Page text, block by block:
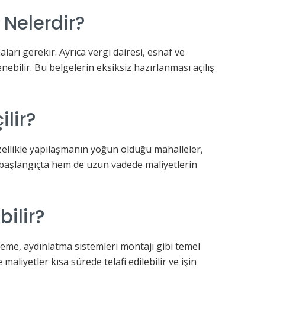
gerekir. Ayrıca vergi dairesi, esnaf ve
Bu belgelerin eksiksiz hazırlanması açılış
yapılaşmanın yoğun olduğu mahalleler,
hem de uzun vadede maliyetlerin
aydınlatma sistemleri montajı gibi temel
maliyetler kısa sürede telafi edilebilir ve işin